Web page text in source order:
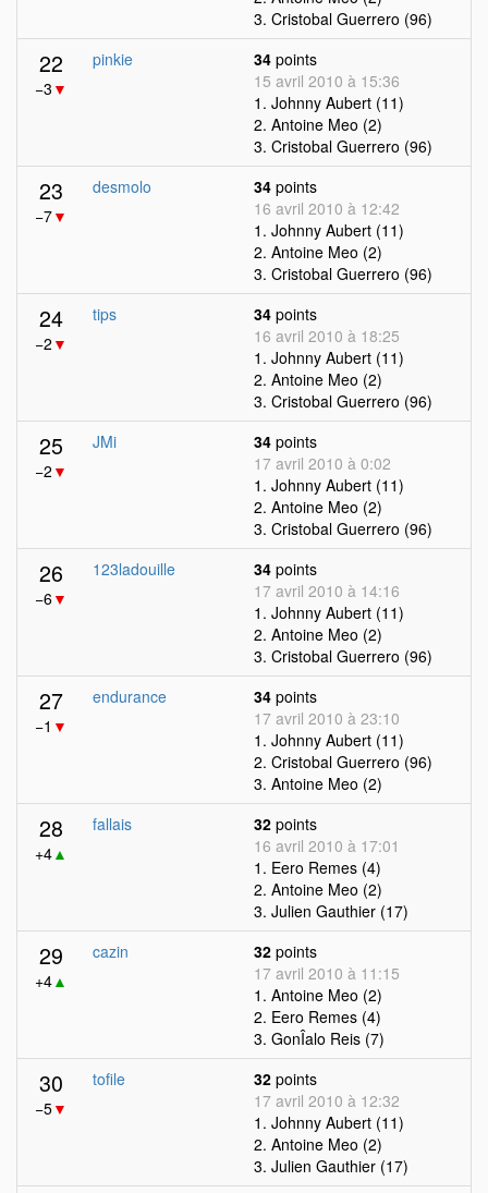
3. Cristobal Guerrero (96)
22
−3 ▼
pinkie 34 points
15 avril 2010 à 15:36
1. Johnny Aubert (11)
2. Antoine Meo (2)
3. Cristobal Guerrero (96)
23
−7▼
desmolo 34 points
16 avril 2010 à 12:42
1. Johnny Aubert (11)
2. Antoine Meo (2)
3. Cristobal Guerrero (96)
24
−2 ▼
tips 34 points
16 avril 2010 à 18:25
1. Johnny Aubert (11)
2. Antoine Meo (2)
3. Cristobal Guerrero (96)
25
−2 ▼
JMi 34 points
17 avril 2010 à 0:02
1. Johnny Aubert (11)
2. Antoine Meo (2)
3. Cristobal Guerrero (96)
26
−6▼
123ladouille 34 points
17 avril 2010 à 14:16
1. Johnny Aubert (11)
2. Antoine Meo (2)
3. Cristobal Guerrero (96)
27
−1 ▼
endurance 34 points
17 avril 2010 à 23:10
1. Johnny Aubert (11)
2. Cristobal Guerrero (96)
3. Antoine Meo (2)
28
+4▲
fallais 32 points
16 avril 2010 à 17:01
1. Eero Remes (4)
2. Antoine Meo (2)
3. Julien Gauthier (17)
29
+4▲
cazin 32 points
17 avril 2010 à 11:15
1. Antoine Meo (2)
2. Eero Remes (4)
3. GonÎalo Reis (7)
30
−5▼
tofile 32 points
17 avril 2010 à 12:32
1. Johnny Aubert (11)
2. Antoine Meo (2)
3. Julien Gauthier (17)